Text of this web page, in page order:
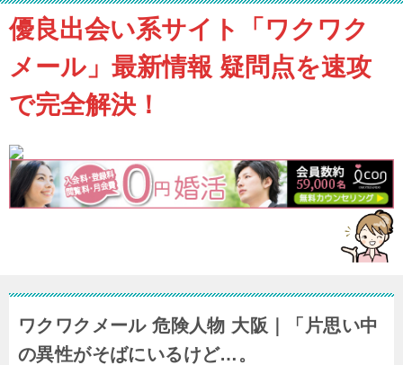
優良出会い系サイト「ワクワク
メール」最新情報 疑問点を速攻
で完全解決！
ワクワクメール 危険人物 大阪｜「片思い中
の異性がそばにいるけど…。